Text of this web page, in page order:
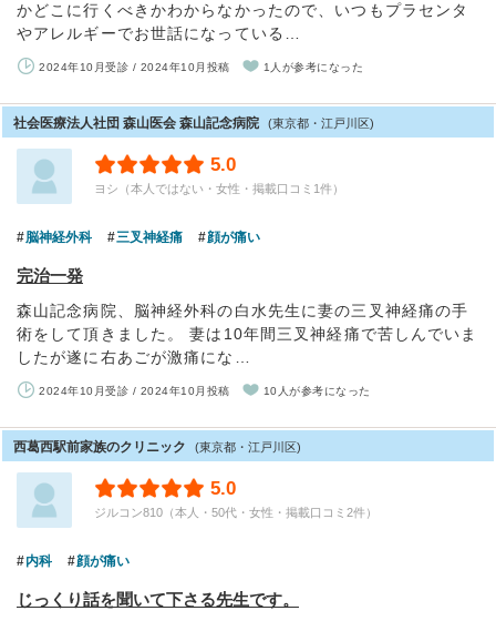
かどこに行くべきかわからなかったので、いつもプラセンタ
やアレルギーでお世話になっている…
2024年10月受診 / 2024年10月投稿 1人が参考になった
社会医療法人社団 森山医会 森山記念病院 (東京都・江戸川区)
5.0
ヨシ（本人ではない・女性・掲載口コミ1件）
脳神経外科 三叉神経痛 顔が痛い
完治一発
森山記念病院、脳神経外科の白水先生に妻の三叉神経痛の手
術をして頂きました。 妻は10年間三叉神経痛で苦しんでいま
したが遂に右あごが激痛にな…
2024年10月受診 / 2024年10月投稿 10人が参考になった
西葛西駅前家族のクリニック (東京都・江戸川区)
5.0
ジルコン810（本人・50代・女性・掲載口コミ2件）
内科 顔が痛い
じっくり話を聞いて下さる先生です。